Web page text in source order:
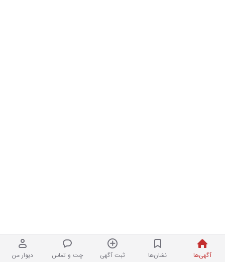
آگهی‌ها نشان‌ها ثبت آگهی چت و تماس دیوار من